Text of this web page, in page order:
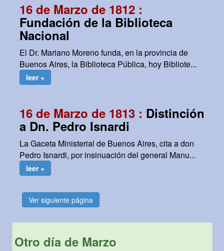
16 de Marzo de 1812 :
Fundación de la Biblioteca
Nacional
El Dr. Mariano Moreno funda, en la provincia de
Buenos Aires, la Biblioteca Pública, hoy Bibliote...
leer +
16 de Marzo de 1813 : Distinción
a Dn. Pedro Isnardi
La Gaceta Ministerial de Buenos Aires, cita a don
Pedro Isnardi, por insinuación del general Manu...
leer +
Ver siguiente página
Otro día de Marzo